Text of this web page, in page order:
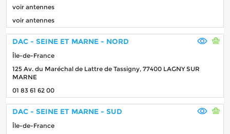
voir antennes
voir antennes
DAC - SEINE ET MARNE - NORD
Île-de-France
125 Av. du Maréchal de Lattre de Tassigny, 77400 LAGNY SUR
MARNE
01 83 61 62 00
DAC - SEINE ET MARNE - SUD
Île-de-France